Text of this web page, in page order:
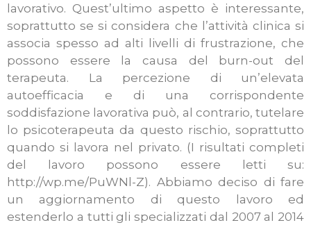
lavorativo. Quest’ultimo aspetto è interessante,
soprattutto se si considera che l’attività clinica si
associa spesso ad alti livelli di frustrazione, che
possono essere la causa del burn-out del
terapeuta. La percezione di un’elevata
autoefficacia e di una corrispondente
soddisfazione lavorativa può, al contrario, tutelare
lo psicoterapeuta da questo rischio, soprattutto
quando si lavora nel privato. (I risultati completi
del lavoro possono essere letti su:
http://wp.me/PuWNl-Z). Abbiamo deciso di fare
un aggiornamento di questo lavoro ed
estenderlo a tutti gli specializzati dal 2007 al 2014